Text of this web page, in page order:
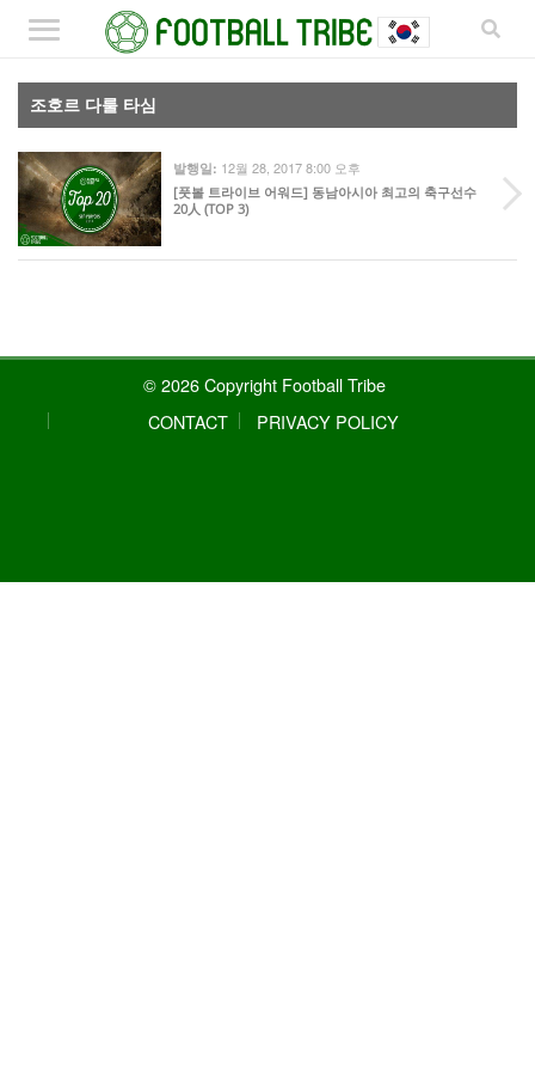
조호르 다룰 타심
발행일: 12월 28, 2017 8:00 오후
[풋볼 트라이브 어워드] 동남아시아 최고의 축구선수
20人 (TOP 3)
© 2026 Copyright Football Tribe
CONTACT
PRIVACY POLICY